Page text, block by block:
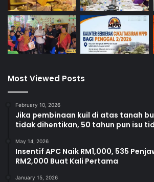
Most Viewed Posts
February 10, 2026
Jika pembinaan kuil di atas tanah
tidak dihentikan, 50 tahun pun isu
May 14, 2026
Insentif APC Naik RM1,000, 535
RM2,000 Buat Kali Pertama
January 15, 2026